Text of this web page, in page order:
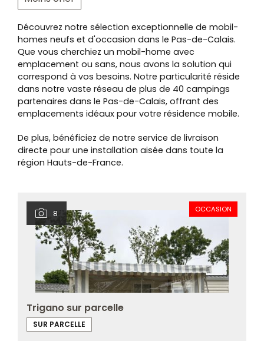
Découvrez notre sélection exceptionnelle de mobil-
homes neufs et d'occasion dans le Pas-de-Calais.
Que vous cherchiez un mobil-home avec
emplacement ou sans, nous avons la solution qui
correspond à vos besoins. Notre particularité réside
dans notre vaste réseau de plus de 40 campings
partenaires dans le Pas-de-Calais, offrant des
emplacements idéaux pour votre résidence mobile.
De plus, bénéficiez de notre service de livraison
directe pour une installation aisée dans toute la
région Hauts-de-France.
8 OCCASION
Trigano sur parcelle
SUR PARCELLE